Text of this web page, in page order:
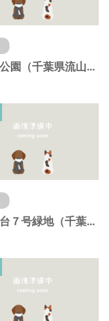
日光橋公園（千葉県流山市）
江戸川台７号緑地（千葉県流山市）